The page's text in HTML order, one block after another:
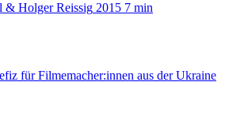
& Holger Reissig 2015 7 min
für Filmemacher:innen aus der Ukraine